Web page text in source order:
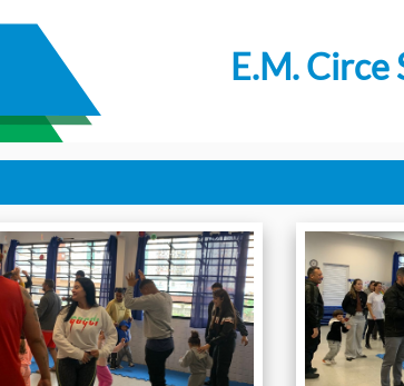
E.M. Circe